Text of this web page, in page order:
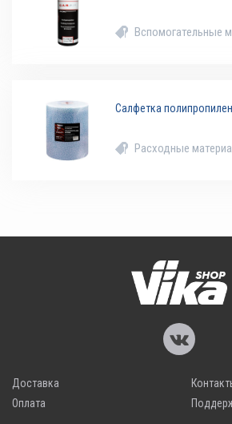
Вспомогательные
Салфетка
Расходные
Доставка
Оплата